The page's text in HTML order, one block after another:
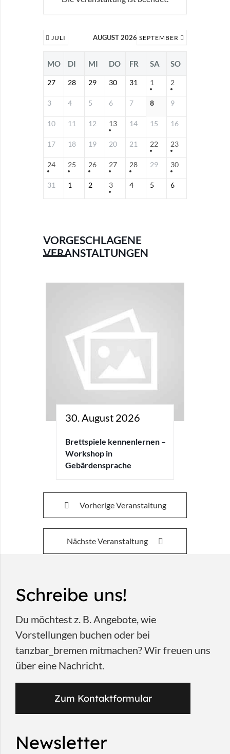
JULI AUGUST 2026 SEPTEMBER
MO DI MI DO FR SA SO
27 28 29 30 31 1 2
3 4 5 6 7 8 9
10 11 12 13 14 15 16
17 18 19 20 21 22 23
24 25 26 27 28 29 30
31 1 2 3 4 5 6
VORGESCHLAGENE
VERANSTALTUNGEN
30. August 2026
Brettspiele kennenlernen –
Workshop in
Gebärdensprache
Vorherige Veranstaltung
Nächste Veranstaltung
Schreibe uns!
Du möchtest z. B. Angebote, wie
Vorstellungen buchen oder bei
tanzbar_bremen mitmachen? Wir freuen uns
über eine Nachricht.
Zum Kontaktformular
Newsletter